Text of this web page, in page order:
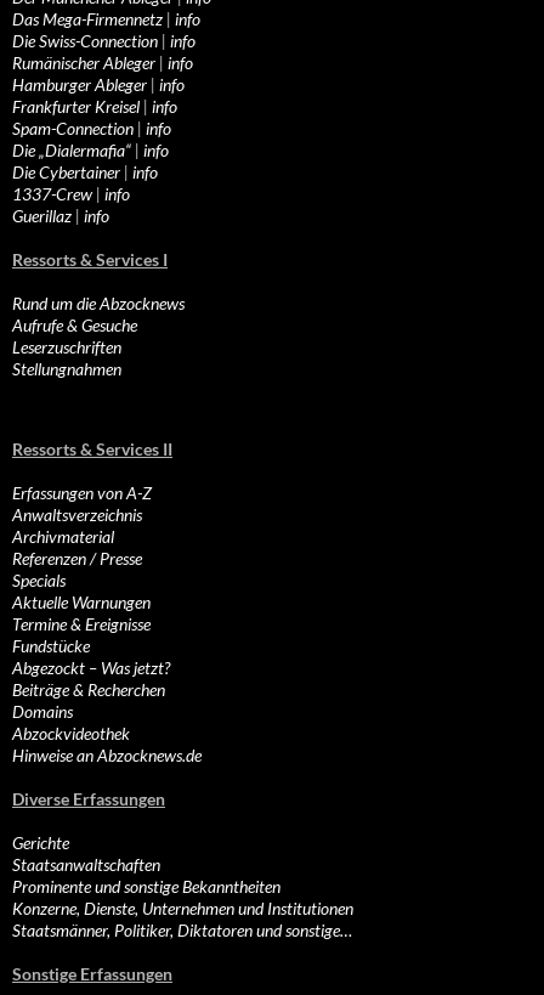
Das Mega-Firmennetz | info
Die Swiss-Connection | info
Rumänischer Ableger | info
Hamburger Ableger | info
Frankfurter Kreisel | info
Spam-Connection | info
Die „Dialermafia“ | info
Die Cybertainer | info
1337-Crew | info
Guerillaz | info
Ressorts & Services I
Rund um die Abzocknews
Aufrufe & Gesuche
Leserzuschriften
Stellungnahmen
Ressorts & Services II
Erfassungen von A-Z
Anwaltsverzeichnis
Archivmaterial
Referenzen / Presse
Specials
Aktuelle Warnungen
Termine & Ereignisse
Fundstücke
Abgezockt – Was jetzt?
Beiträge & Recherchen
Domains
Abzockvideothek
Hinweise an Abzocknews.de
Diverse Erfassungen
Gerichte
Staatsanwaltschaften
Prominente und sonstige Bekanntheiten
Konzerne, Dienste, Unternehmen und Institutionen
Staatsmänner, Politiker, Diktatoren und sonstige…
Sonstige Erfassungen